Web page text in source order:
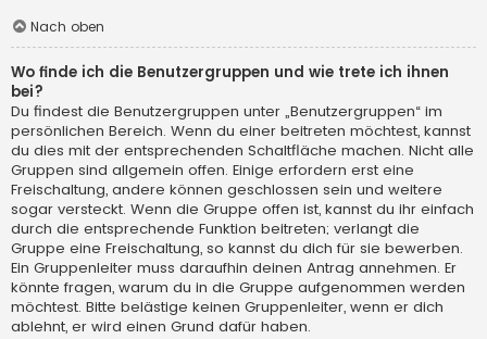
Nach oben
Wo finde ich die Benutzergruppen und wie trete ich ihnen
bei?
Du findest die Benutzergruppen unter „Benutzergruppen“ im
persönlichen Bereich. Wenn du einer beitreten möchtest, kannst
du dies mit der entsprechenden Schaltfläche machen. Nicht alle
Gruppen sind allgemein offen. Einige erfordern erst eine
Freischaltung, andere können geschlossen sein und weitere
sogar versteckt. Wenn die Gruppe offen ist, kannst du ihr einfach
durch die entsprechende Funktion beitreten; verlangt die
Gruppe eine Freischaltung, so kannst du dich für sie bewerben.
Ein Gruppenleiter muss daraufhin deinen Antrag annehmen. Er
könnte fragen, warum du in die Gruppe aufgenommen werden
möchtest. Bitte belästige keinen Gruppenleiter, wenn er dich
ablehnt, er wird einen Grund dafür haben.